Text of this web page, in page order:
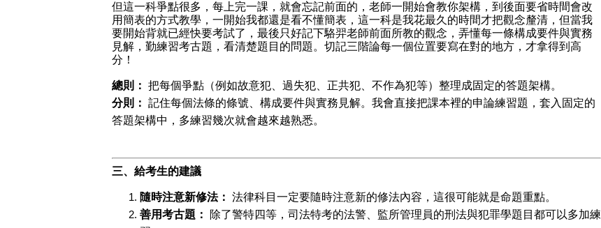
但這一科爭點很多，每上完一課，就會忘記前面的，老師一開始會教你架構，到後面要省時間會改
用簡表的方式教學，一開始我都還是看不懂簡表，這一科是我花最久的時間才把觀念釐清，但當我
要開始背就已經快要考試了，最後只好記下駱羿老師前面所教的觀念，弄懂每一條構成要件與實務
見解，勤練習考古題，看清楚題目的問題。切記三階論每一個位置要寫在對的地方，才拿得到高
分！
總則： 把每個爭點（例如故意犯、過失犯、正共犯、不作為犯等）整理成固定的答題架構。
分則： 記住每個法條的條號、構成要件與實務見解。我會直接把課本裡的申論練習題，套入固定的
答題架構中，多練習幾次就會越來越熟悉。
三、給考生的建議
隨時注意新修法： 法律科目一定要隨時注意新的修法內容，這很可能就是命題重點。
善用考古題：
除了警特四等，司法特考的法警、監所管理員的刑法與犯罪學題目都可以多加練